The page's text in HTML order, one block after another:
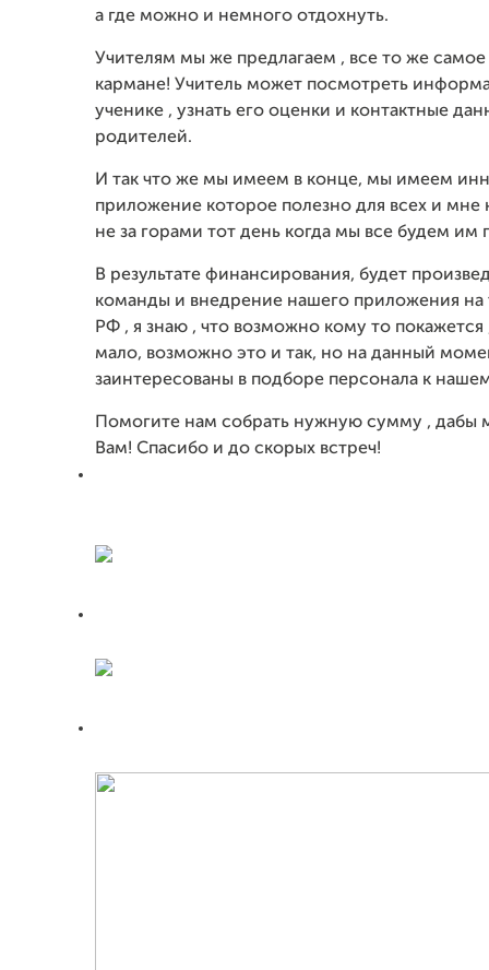
а где можно и немного отдохнуть.
Учителям мы же предлагаем , все то же
кармане! Учитель может посмотреть
ученике , узнать его оценки и контактные
родителей.
И так что же мы имеем в конце, мы имеем
приложение которое полезно для всех и мне
не за горами тот день когда мы все будем им
В результате финансирования, будет
команды и внедрение нашего приложения на
РФ , я знаю , что возможно кому то покажется
мало, возможно это и так, но на данный
заинтересованы в подборе персонала к
Помогите нам собрать нужную сумму , дабы
Вам! Спасибо и до скорых встреч!